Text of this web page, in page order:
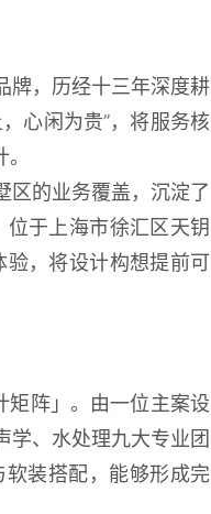
牌，历经十三年深度耕
心闲为贵”，将服务核
区的业务覆盖，沉淀了
位于上海市徐汇区天钥
验，将设计构想提前可
矩阵」。由一位主案设
学、水处理九大专业团
装搭配，能够形成完